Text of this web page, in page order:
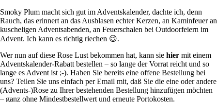
Smoky Plum macht sich gut im Adventskalender, dachte ich, denn
Rauch, das erinnert an das Ausblasen echter Kerzen, an Kaminfeuer an
kuscheligen Adventsabenden, an Feuerschalen bei Outdoorfeiern im
Advent. Ich kann es richtig riechen 😉.
Wer nun auf diese Rose Lust bekommen hat, kann sie hier mit einem
Adventskalender-Rabatt bestellen – so lange der Vorrat reicht und so
lange es Advent ist ;-). Haben Sie bereits eine offene Bestellung bei
uns? Teilen Sie uns einfach per Email mit, daß Sie die eine oder andere
(Advents-)Rose zu Ihrer bestehenden Bestellung hinzufügen möchten
– ganz ohne Mindestbestellwert und erneute Portokosten.